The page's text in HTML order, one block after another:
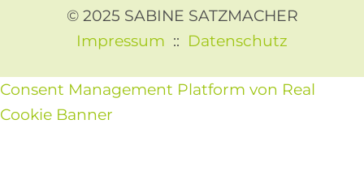
© 2025 SABINE SATZMACHER
Impressum :: Datenschutz
Consent Management Platform von Real
Cookie Banner